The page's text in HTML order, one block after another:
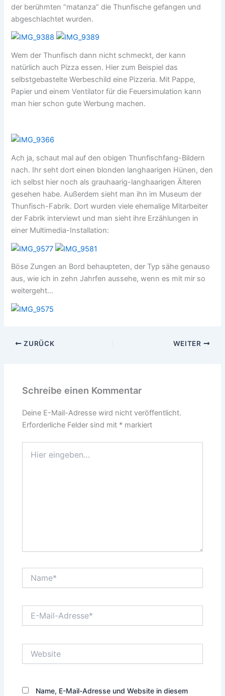
der berühmten “matanza” die Thunfische gefangen und
abgeschlachtet wurden.
Wem der Thunfisch dann nicht schmeckt, der kann
natürlich auch Pizza essen. Hier zum Beispiel das
selbstgebastelte Werbeschild eine Pizzeria. Mit Pappe,
Papier und einem Ventilator für die Feuersimulation kann
man hier schon gute Werbung machen.
Ach ja, schaut mal auf den obigen Thunfischfang-Bildern
nach. Ihr seht dort einen blonden langhaarigen Hünen, den
ich selbst hier noch als grauhaarig-langhaarigen Älteren
gesehen habe. Außerdem sieht man ihn im Museum der
Thunfisch-Fabrik. Dort wurden viele ehemalige Mitarbeiter
der Fabrik interviewt und man sieht ihre Erzählungen in
einer Multimedia-Installation:
Böse Zungen an Bord behaupteten, der Typ sähe genauso
aus, wie ich in zehn Jahrfen aussehe, wenn es mit mir so
weitergeht…
ZURÜCK WEITER
Schreibe einen Kommentar
Deine E-Mail-Adresse wird nicht veröffentlicht.
Erforderliche Felder sind mit * markiert
eingeben…
Mail-
Name, E-Mail-Adresse und Website in diesem